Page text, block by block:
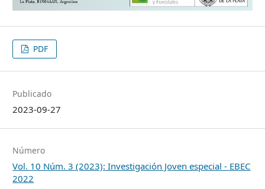
PDF
Publicado
2023-09-27
Número
Vol. 10 Núm. 3 (2023): Investigación Joven especial - EBEC
2022